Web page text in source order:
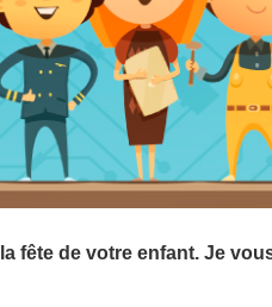
fête de votre enfant. Je